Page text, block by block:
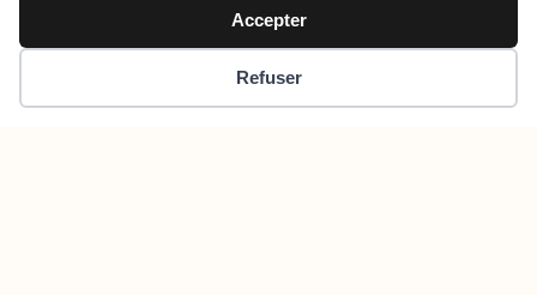
Accepter
Refuser
Besoin de conseils ?
06 58 80 19 58
Lun-Sam, 9h-17h